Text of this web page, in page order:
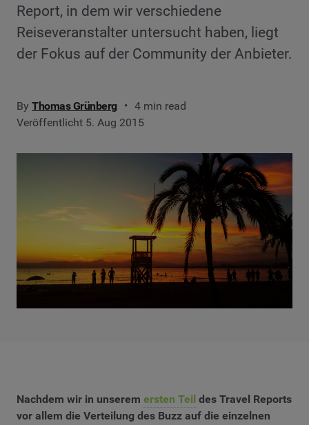
Report, in dem wir verschiedene
Reiseveranstalter untersucht haben, liegt
der Fokus auf der Community der Anbieter.
By Thomas Grünberg
4 min read
Veröffentlicht 5. Aug 2015
Nachdem wir in unserem ersten Teil des Travel Reports
vor allem die Verteilung des Buzz auf die einzelnen